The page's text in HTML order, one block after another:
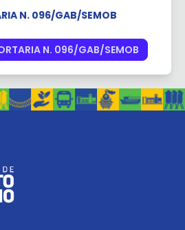
N. 096/GAB/SEMOB
N. 096/GAB/SEMOB